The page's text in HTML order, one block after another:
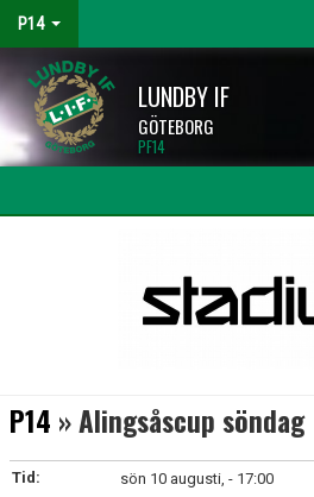
P14
LUNDBY IF
GÖTEBORG
PF14
P14 » Alingsåscup söndag
Tid:
sön 10 augusti, - 17:00